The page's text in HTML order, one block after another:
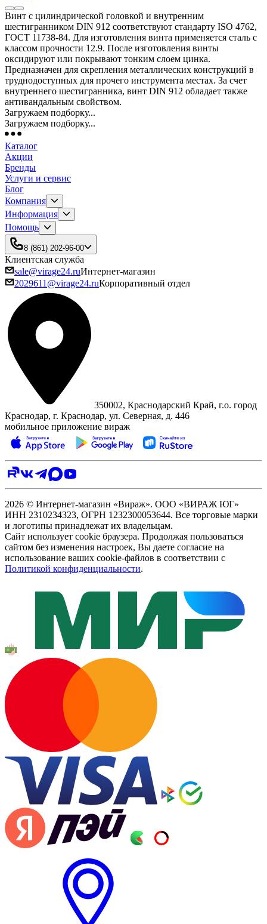
Винт с цилиндрической головкой и внутренним
шестигранником DIN 912 соответствуют стандарту ISO 4762,
ГОСТ 11738-84. Для изготовления винта применяется сталь с
классом прочности 12.9. После изготовления винты
оксидируют или покрывают тонким слоем цинка.
Предназначен для скрепления металлических конструкций в
труднодоступных для прочего инструмента местах. За счет
внутреннего шестигранника, винт DIN 912 обладает также
антивандальным свойством.
Загружаем подборку...
Загружаем подборку...
Каталог
Акции
Бренды
Услуги и сервис
Блог
Компания
Информация
Помощь
8 (861) 202-96-00
Клиентская служба
sale@virage24.ruИнтернет-магазин
2029611@virage24.ruКорпоративный отдел
350002, Краснодарский Край, г.о. город
Краснодар, г. Краснодар, ул. Северная, д. 446
мобильное приложение вираж
2026 © Интернет-магазин «Вираж». ООО «ВИРАЖ ЮГ»
ИНН 2310234323, ОГРН 1232300053644. Все торговые марки
и логотипы принадлежат их владельцам.
Сайт использует cookie браузера. Продолжая пользоваться
сайтом без изменения настроек, Вы даете согласие на
использование ваших cookie-файлов в соответствии с
Политикой конфиденциальности.